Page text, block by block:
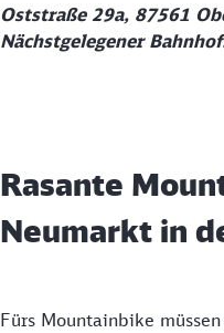
Oststraße 29a, 87561
Nächstgelegener
Rasante
Neumarkt in
Fürs Mountainbike